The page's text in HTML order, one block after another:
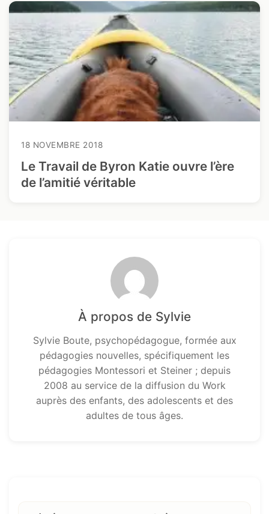
18 NOVEMBRE 2018
Le Travail de Byron Katie ouvre l’ère
de l’amitié véritable
À propos de Sylvie
Sylvie Boute, psychopédagogue, formée aux
pédagogies nouvelles, spécifiquement les
pédagogies Montessori et Steiner ; depuis
2008 au service de la diffusion du Work
auprès des enfants, des adolescents et des
adultes de tous âges.